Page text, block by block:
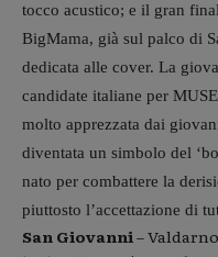
tocco acustico; e il gran
BigMama, già sul palco di
dedicata alle cover. La
candidate italiane per
molto apprezzata dai
diventata un simbolo del
nato per combattere la
piuttosto l’accettazione di
San Giovanni –